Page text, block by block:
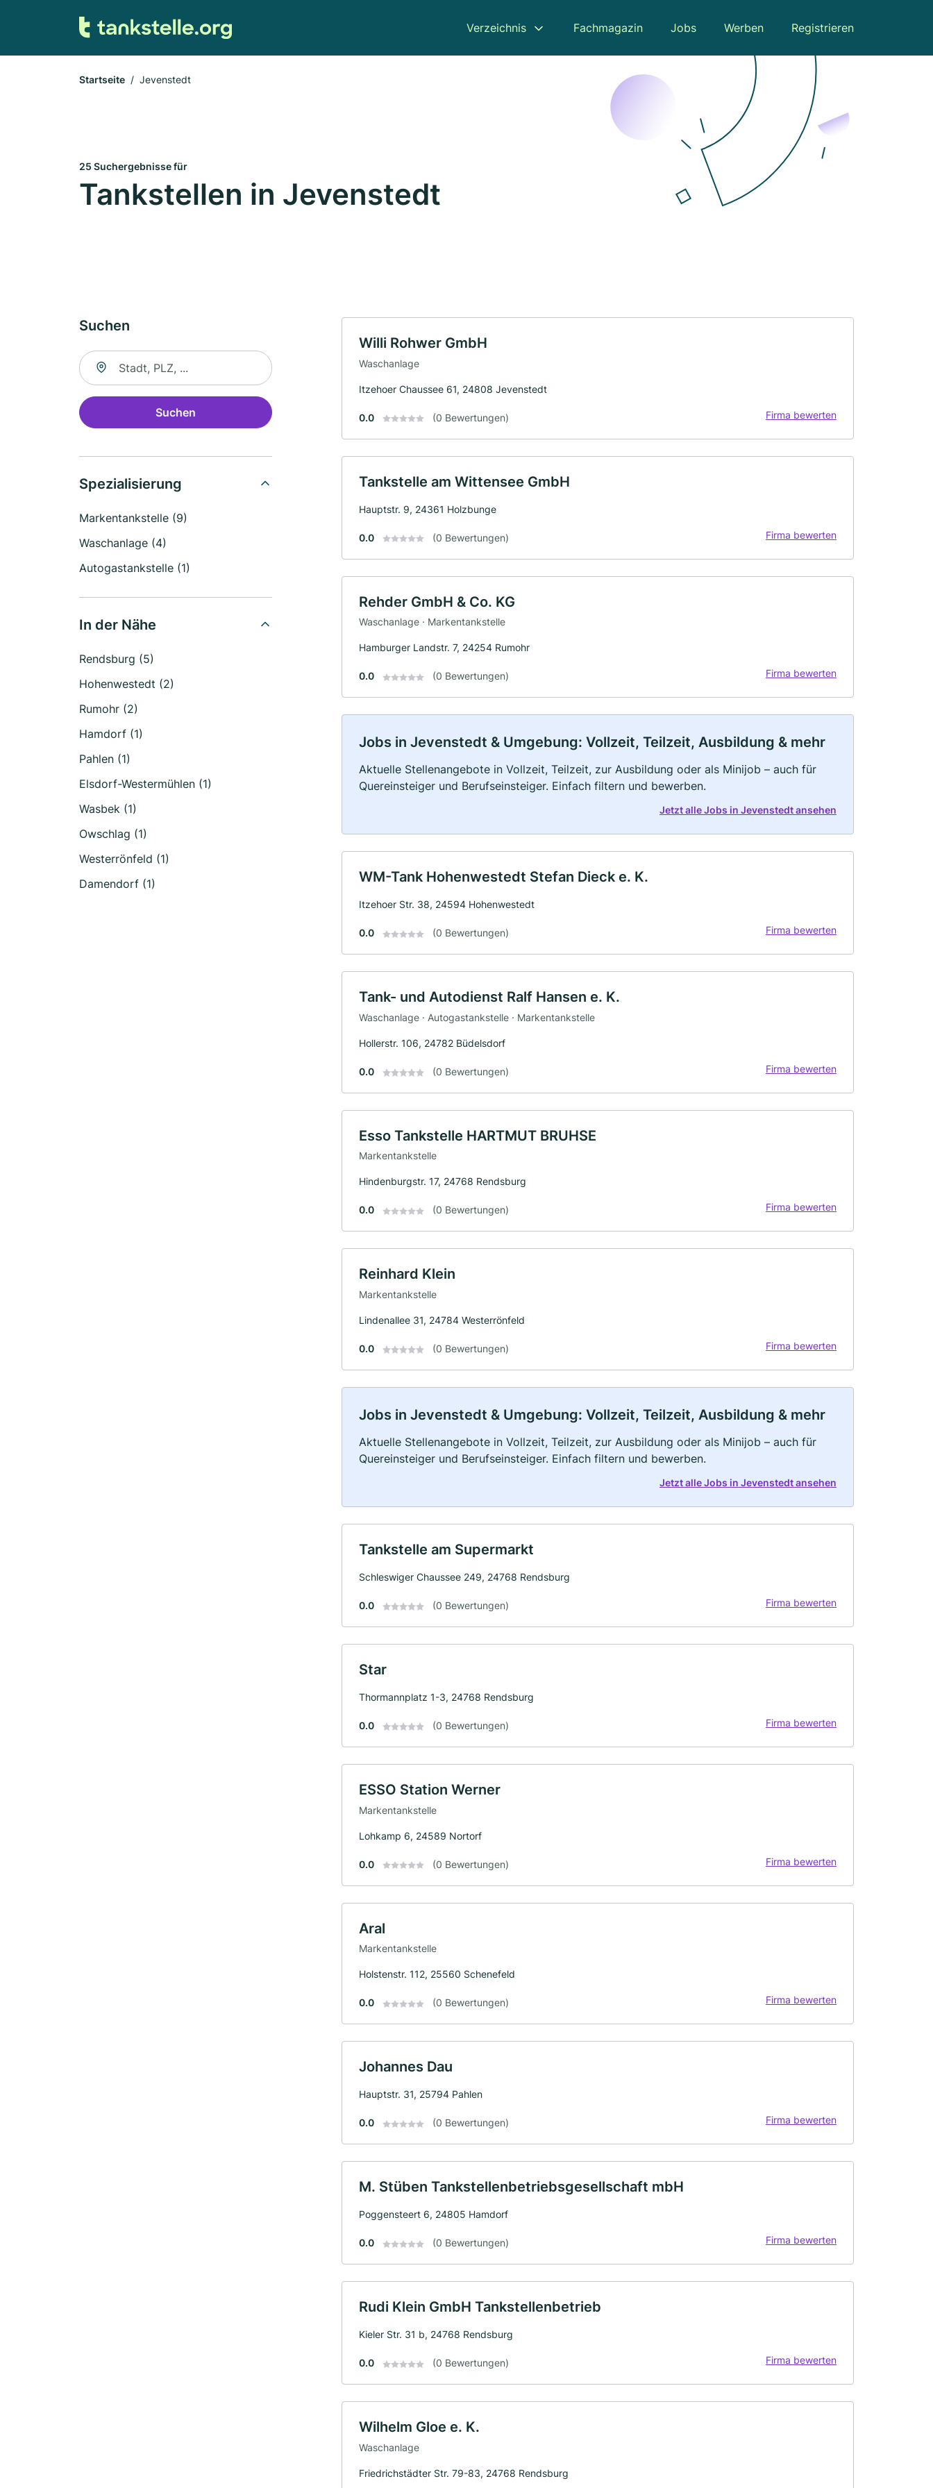
Verzeichnis Fachmagazin Jobs Werben Registrieren
Startseite Jevenstedt
25 Suchergebnisse für
Tankstellen in Jevenstedt
Suchen
Suche nach Ort
Suchen
Spezialisierung
Markentankstelle (9)
Waschanlage (4)
Autogastankstelle (1)
In der Nähe
Rendsburg (5)
Hohenwestedt (2)
Rumohr (2)
Hamdorf (1)
Pahlen (1)
Elsdorf-Westermühlen (1)
Wasbek (1)
Owschlag (1)
Westerrönfeld (1)
Damendorf (1)
Willi Rohwer GmbH
Waschanlage
Itzehoer Chaussee 61, 24808 Jevenstedt
0.0 (0 Bewertungen) Firma bewerten
Tankstelle am Wittensee GmbH
Hauptstr. 9, 24361 Holzbunge
0.0 (0 Bewertungen) Firma bewerten
Rehder GmbH & Co. KG
Waschanlage · Markentankstelle
Hamburger Landstr. 7, 24254 Rumohr
0.0 (0 Bewertungen) Firma bewerten
Jobs in Jevenstedt & Umgebung: Vollzeit, Teilzeit, Ausbildung & mehr
Aktuelle Stellenangebote in Vollzeit, Teilzeit, zur Ausbildung oder als Minijob – auch für
Quereinsteiger und Berufseinsteiger. Einfach filtern und bewerben.
Jetzt alle Jobs in Jevenstedt ansehen
WM-Tank Hohenwestedt Stefan Dieck e. K.
Itzehoer Str. 38, 24594 Hohenwestedt
0.0 (0 Bewertungen) Firma bewerten
Tank- und Autodienst Ralf Hansen e. K.
Waschanlage · Autogastankstelle · Markentankstelle
Hollerstr. 106, 24782 Büdelsdorf
0.0 (0 Bewertungen) Firma bewerten
Esso Tankstelle HARTMUT BRUHSE
Markentankstelle
Hindenburgstr. 17, 24768 Rendsburg
0.0 (0 Bewertungen) Firma bewerten
Reinhard Klein
Markentankstelle
Lindenallee 31, 24784 Westerrönfeld
0.0 (0 Bewertungen) Firma bewerten
Jobs in Jevenstedt & Umgebung: Vollzeit, Teilzeit, Ausbildung & mehr
Aktuelle Stellenangebote in Vollzeit, Teilzeit, zur Ausbildung oder als Minijob – auch für
Quereinsteiger und Berufseinsteiger. Einfach filtern und bewerben.
Jetzt alle Jobs in Jevenstedt ansehen
Tankstelle am Supermarkt
Schleswiger Chaussee 249, 24768 Rendsburg
0.0 (0 Bewertungen) Firma bewerten
Star
Thormannplatz 1-3, 24768 Rendsburg
0.0 (0 Bewertungen) Firma bewerten
ESSO Station Werner
Markentankstelle
Lohkamp 6, 24589 Nortorf
0.0 (0 Bewertungen) Firma bewerten
Aral
Markentankstelle
Holstenstr. 112, 25560 Schenefeld
0.0 (0 Bewertungen) Firma bewerten
Johannes Dau
Hauptstr. 31, 25794 Pahlen
0.0 (0 Bewertungen) Firma bewerten
M. Stüben Tankstellenbetriebsgesellschaft mbH
Poggensteert 6, 24805 Hamdorf
0.0 (0 Bewertungen) Firma bewerten
Rudi Klein GmbH Tankstellenbetrieb
Kieler Str. 31 b, 24768 Rendsburg
0.0 (0 Bewertungen) Firma bewerten
Wilhelm Gloe e. K.
Waschanlage
Friedrichstädter Str. 79-83, 24768 Rendsburg